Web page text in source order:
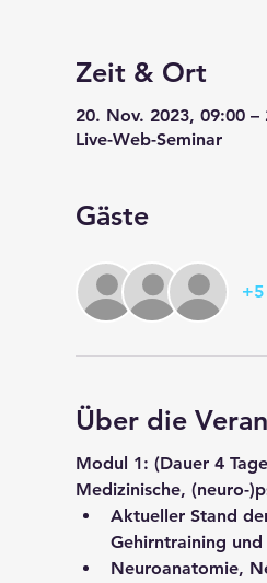
Zeit & Ort
20. Nov. 2023, 09:00
Live-Web-Seminar
Gäste
Über die
Modul 1: (Dauer 4
Medizinische, (neuro-
Aktueller Stand
Gehirntraining
Neuroanatomie,